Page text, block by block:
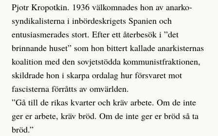
Pjotr Kropotkin. 1936 välkomnades hon av anarko-
syndikalisterna i inbördeskrigets Spanien och
entusiasmerades stort. Efter ett återbesök i ”det
brinnande huset” som hon bittert kallade anarkisternas
koalition med den sovjetstödda kommunistfraktionen,
skildrade hon i skarpa ordalag hur försvaret mot
fascisterna förråtts av omvärlden.
”Gå till de rikas kvarter och kräv arbete. Om de inte
ger er arbete, kräv bröd. Om de inte ger er bröd så ta
bröd.”